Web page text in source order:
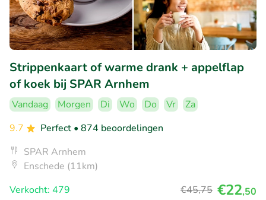
Strippenkaart of warme drank + appelflap
of koek bij SPAR Arnhem
Vandaag Morgen Di Wo Do Vr
Za
9.7
Perfect • 874 beoordelingen
SPAR Arnhem
Enschede (11km)
Verkocht: 479
€45,75 €22,50